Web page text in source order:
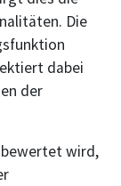
Die
dabei
der
wird,